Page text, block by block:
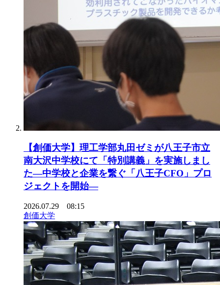
【創価大学】理工学部丸田ゼミが八王子市立
南大沢中学校にて「特別講義」を実施しまし
た―中学校と企業を繋ぐ「八王子CFO」プロ
ジェクトを開始―
2026.07.29 08:15
創価大学